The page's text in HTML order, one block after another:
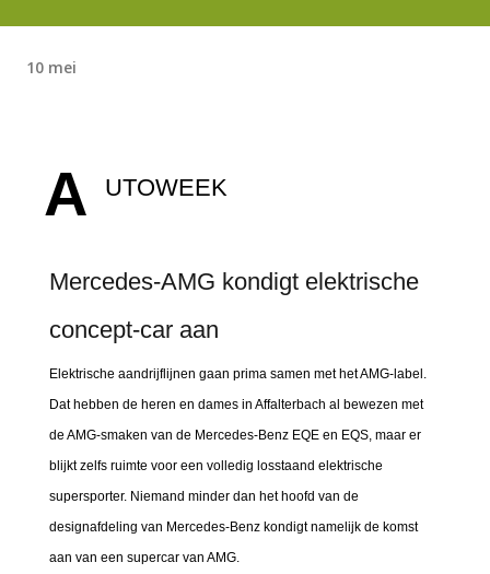
10 mei
A UTOWEEK
Mercedes-AMG kondigt elektrische
concept-car aan
Elektrische aandrijflijnen gaan prima samen met het AMG-label.
Dat hebben de heren en dames in Affalterbach al bewezen met
de AMG-smaken van de Mercedes-Benz EQE en EQS, maar er
blijkt zelfs ruimte voor een volledig losstaand elektrische
supersporter. Niemand minder dan het hoofd van de
designafdeling van Mercedes-Benz kondigt namelijk de komst
aan van een supercar van AMG.